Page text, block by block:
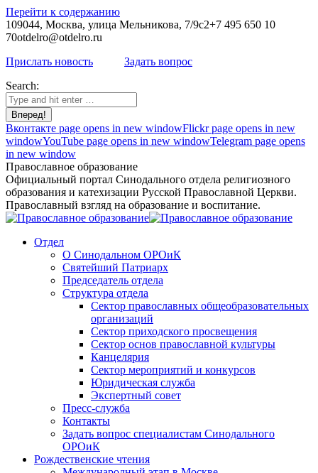
Перейти к содержанию
109044, Москва, улица Мельникова, 7/9с2+7 495 650 10
70otdelro@otdelro.ru
Прислать новость
Задать вопрос
Search:
Вконтакте page opens in new windowFlickr page opens in new
windowYouTube page opens in new windowTelegram page opens
in new window
Православное образование
Официальный портал Синодального отдела религиозного
образования и катехизации Русской Православной Церкви.
Православный взгляд на образование и воспитание.
Отдел
О Синодальном ОРОиК
Святейший Патриарх
Председатель отдела
Структура отдела
Сектор православных общеобразовательных
организаций
Сектор приходского просвещения
Сектор основ православной культуры
Канцелярия
Сектор мероприятий и конкурсов
Юридическая служба
Экспертный совет
Пресс-служба
Контакты
Задать вопрос специалистам Синодального
ОРОиК
Рождественские чтения